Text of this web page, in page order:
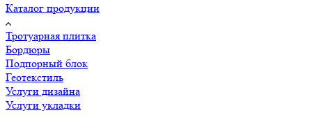
Каталог продукции
Тротуарная плитка
Бордюры
Подпорный блок
Геотекстиль
Услуги дизайна
Услуги укладки